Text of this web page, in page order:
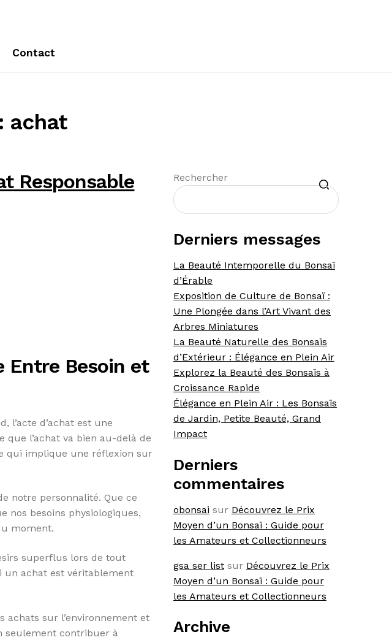
Contact
achat
Responsable
Entre Besoin et
l’acte d’achat est une
l’achat va bien au-delà de
qui implique une réflexion sur
notre personnalité. Que ce
besoins physiologiques,
moment.
superflus lors de tout
un achat est véritablement
achats sur l’environnement et
seulement contribuer à
Rechercher
Recherche
Derniers messages
La Beauté Intemporelle du Bonsaï
d’Érable
Exposition de Culture de Bonsaï :
Une Plongée dans l’Art Vivant des
Arbres Miniatures
La Beauté Naturelle des Bonsaïs
d’Extérieur : Élégance en Plein Air
Explorez la Beauté des Bonsaïs à
Croissance Rapide
Élégance en Plein Air : Les Bonsaïs
de Jardin, Petite Beauté, Grand
Impact
Derniers
commentaires
obonsai sur Découvrez le Prix
Moyen d’un Bonsaï : Guide pour
les Amateurs et Collectionneurs
gsa ser list sur Découvrez le Prix
Moyen d’un Bonsaï : Guide pour
les Amateurs et Collectionneurs
Archive